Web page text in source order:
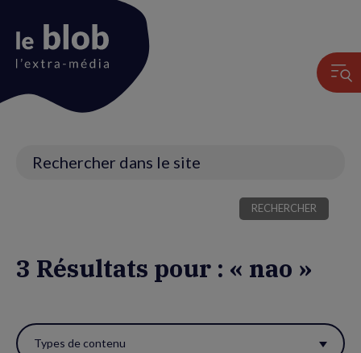
3 Résultats pour : « nao »
ces Types de contenu